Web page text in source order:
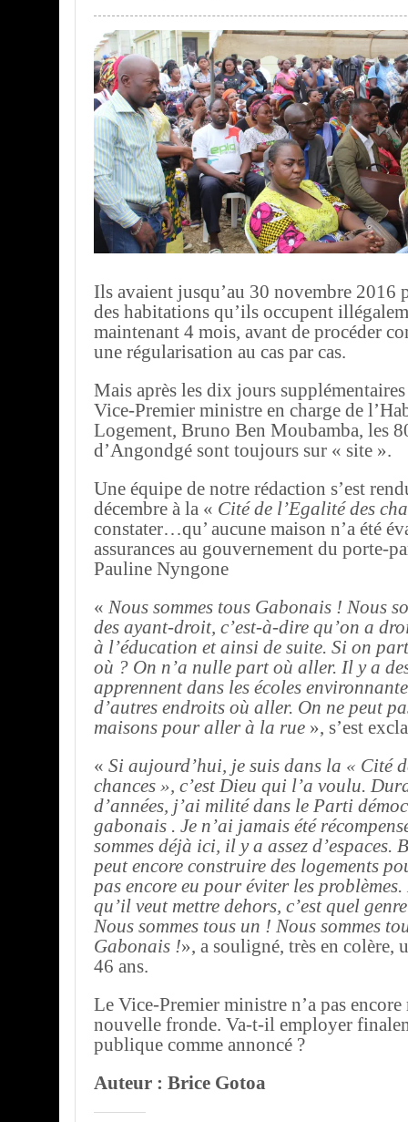
Ils avaient jusqu’au 30 novembre 2016
des habitations qu’ils occupent
maintenant 4 mois, avant de procéder
une régularisation au cas par cas.
Mais après les dix jours
Vice-Premier ministre en charge de
Logement, Bruno Ben Moubamba, les
d’Angondgé sont toujours sur « site ».
Une équipe de notre rédaction s’est
décembre à la « Cité de l’Egalité des
constater…qu’ aucune maison n’a été
assurances au gouvernement du porte-
Pauline Nyngone
« Nous sommes tous Gabonais ! Nous
des ayant-droit, c’est-à-dire qu’on a
à l’éducation et ainsi de suite. Si on
où ? On n’a nulle part où aller. Il y a
apprennent dans les écoles
d’autres endroits où aller. On ne peut
maisons pour aller à la rue », s’est
« Si aujourd’hui, je suis dans la « Cité
chances », c’est Dieu qui l’a voulu.
d’années, j’ai milité dans le Parti
gabonais . Je n’ai jamais été
sommes déjà ici, il y a assez d’espaces.
peut encore construire des logements
pas encore eu pour éviter les
qu’il veut mettre dehors, c’est quel
Nous sommes tous un ! Nous sommes
Gabonais !», a souligné, très en colère,
46 ans.
Le Vice-Premier ministre n’a pas encore
nouvelle fronde. Va-t-il employer
publique comme annoncé ?
Auteur : Brice Gotoa